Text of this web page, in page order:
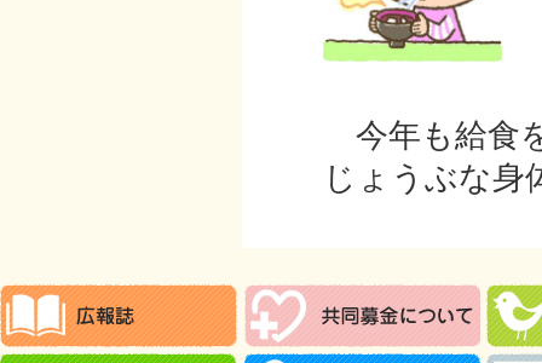
今年も給食を
じょうぶな身